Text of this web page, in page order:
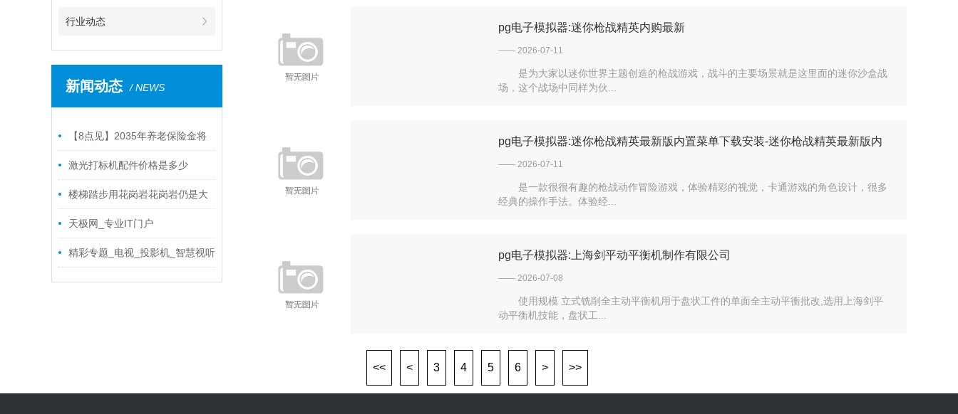
行业动态
新闻动态 / NEWS
【8点见】2035年养老保险金将
要用光？ 人社部回应了！
激光打标机配件价格是多少
楼梯踏步用花岗岩花岗岩仍是大
理石？从耐磨、防滑、本钱全面剖
析
天极网_专业IT门户
精彩专题_电视_投影机_智慧视听
频道_天极网
pg电子模拟器:迷你枪战精英内购最新
—— 2026-07-11
是为大家以迷你世界主题创造的枪战游戏，战斗的主要场景就是这里面的迷你沙盒战
场，这个战场中同样为伙...
pg电子模拟器:迷你枪战精英最新版内置菜单下载安装-迷你枪战精英最新版内
—— 2026-07-11
是一款很很有趣的枪战动作冒险游戏，体验精彩的视觉，卡通游戏的角色设计，很多
经典的操作手法。体验经...
pg电子模拟器:上海剑平动平衡机制作有限公司
—— 2026-07-08
使用规模 立式铣削全主动平衡机用于盘状工件的单面全主动平衡批改,选用上海剑平
动平衡机技能，盘状工...
<< < 3 4 5 6 > >>